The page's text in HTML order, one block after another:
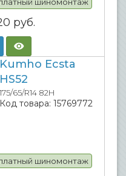
руб.
Kumho Ecsta
HS52
175/65/R14 82H
Код товара: 15769772
шиномонтаж